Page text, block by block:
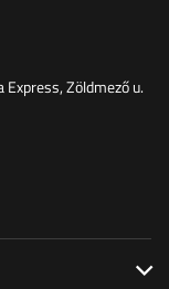
Zöldmező u.